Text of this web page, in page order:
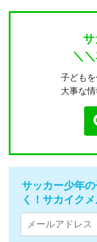
サ
＼
子ども
大事な
サッカー少年
く！サカイク